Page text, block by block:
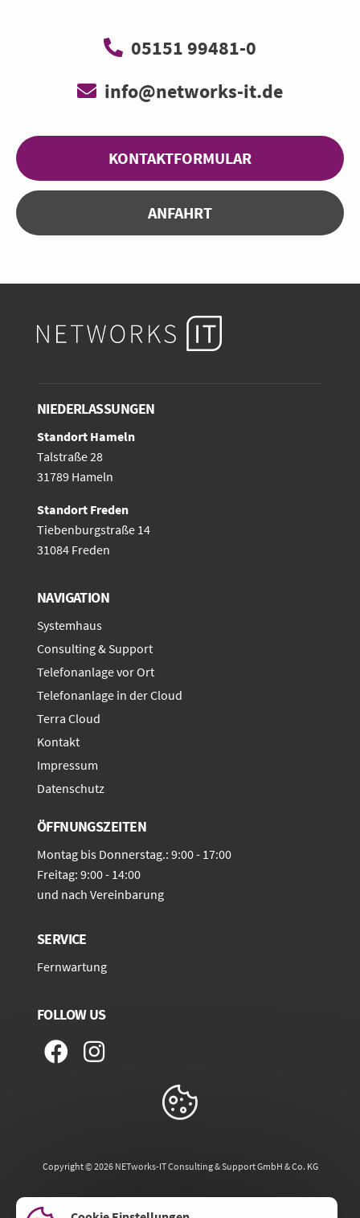
05151 99481-0
info@networks-it.de
KONTAKTFORMULAR
ANFAHRT
NIEDERLASSUNGEN
Standort Hameln
Talstraße 28
31789 Hameln
Standort Freden
Tiebenburgstraße 14
31084 Freden
NAVIGATION
Systemhaus
Consulting & Support
Telefonanlage vor Ort
Telefonanlage in der Cloud
Terra Cloud
Kontakt
Impressum
Datenschutz
ÖFFNUNGSZEITEN
Montag bis Donnerstag.: 9:00 - 17:00
Freitag: 9:00 - 14:00
und nach Vereinbarung
SERVICE
Fernwartung
FOLLOW US
Copyright ©2026NETworks-IT Consulting & Support GmbH & Co. KG